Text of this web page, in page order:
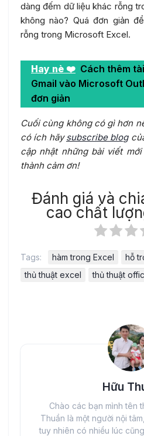
dàng đếm dữ liệu khác rỗng
không nào? Quá đơn giản
rỗng trong Microsoft Excel.
Hay nè ❤️ Cách thêm
Gmail vào Microsoft
đơn giản
Cuối cùng không có gì hơn
có ích hãysubscribe blog
cập nhật những bài viết
thành cảm ơn!
Đánh giá và
cao chất
Tags: hàm trong Excel
hỗ
thủ thuật excel
thủ thuật
Hữu
Chào các bạn mình tên
Thuần là một người nội
tuy nhiên có nhiều lúc